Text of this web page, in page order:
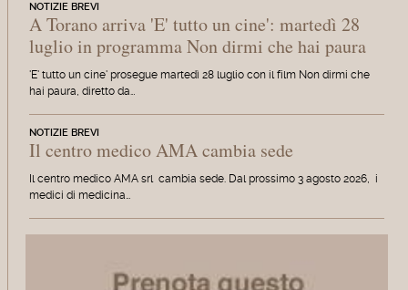
NOTIZIE BREVI
A Torano arriva 'E' tutto un cine': martedì 28
luglio in programma Non dirmi che hai paura
'E' tutto un cine' prosegue martedì 28 luglio con il film Non dirmi che
hai paura, diretto da…
NOTIZIE BREVI
Il centro medico AMA cambia sede
Il centro medico AMA srl cambia sede. Dal prossimo 3 agosto 2026, i
medici di medicina…